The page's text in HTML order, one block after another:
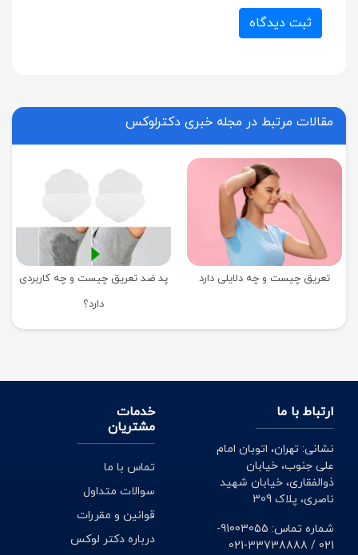
ثبت دیدگاه
مقالات مرتبط در مجله خبری دکترلوکس
تعریق چیست و چه دلایلی دارد
پد ضد تعریق چیست و چه کاربردی
دارد؟
ارتباط با ما
نشانی: تهران، اتوبان امام
علی جنوب، خیابان
ذوالفقاری، خیابان شهید
ناصری، پلاک 309
شماره تماس: 91003055-
021 / 33738888-021
خدمات
مشتریان
تماس با ما
سوالات متداول
قوانین و مقررات
درباره دکتر لوکس